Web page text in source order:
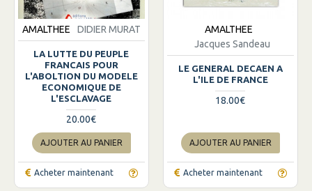
AMALTHEE DIDIER MURAT
LA LUTTE DU PEUPLE
FRANCAIS POUR
L'ABOLTION DU MODELE
ECONOMIQUE DE
L'ESCLAVAGE
20.00€
AJOUTER AU PANIER
Acheter maintenant
AMALTHEE
Jacques Sandeau
LE GENERAL DECAEN A
L'ILE DE FRANCE
18.00€
AJOUTER AU PANIER
Acheter maintenant